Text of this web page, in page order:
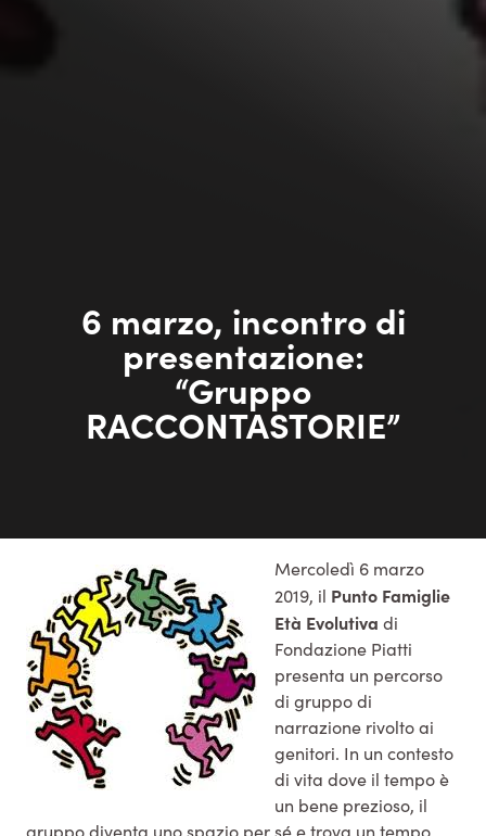
6 marzo, incontro di
presentazione:
“Gruppo
RACCONTASTORIE”
Mercoledì 6 marzo
2019, il Punto Famiglie
Età Evolutiva di
Fondazione Piatti
presenta un percorso
di gruppo di
narrazione rivolto ai
genitori. In un contesto
di vita dove il tempo è
un bene prezioso, il
gruppo diventa uno spazio per sé e trova un tempo